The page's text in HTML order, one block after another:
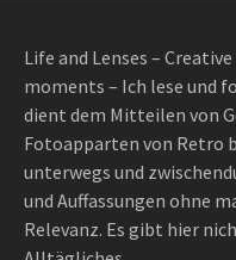
Life and Lenses –
moments – Ich lese und
dient dem Mitteilen von
Fotoapparten von Retro
unterwegs und
und Auffassungen ohne
Relevanz. Es gibt hier